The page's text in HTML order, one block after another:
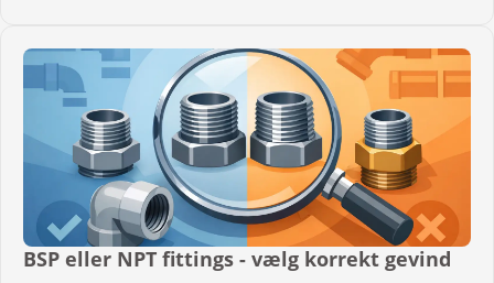
BSP eller NPT fittings - vælg korrekt gevind